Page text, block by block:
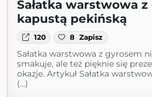
Sałatka warstwowa
kapustą pekińską
120 8 Zapisz
Sałatka warstwowa z gyrosem
smakuje, ale też pięknie się
okazje. Artykuł Sałatka
(...)